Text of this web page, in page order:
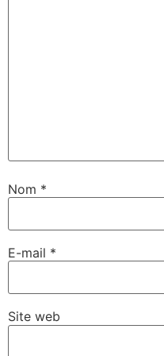
Nom *
E-mail *
Site web